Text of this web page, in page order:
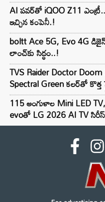
AI పవర్‌తో iQOO Z11
ఇచ్చిన కంపెనీ.!
boltt Ace 5G, Evo 4G
లాంచ్‌కు సిద్ధం..!
TVS Raider Doctor
Spectral Green కలర్‌తో కొత్త
115 అంగుళాల Mini LED
evoతో LG 2026 AI TV